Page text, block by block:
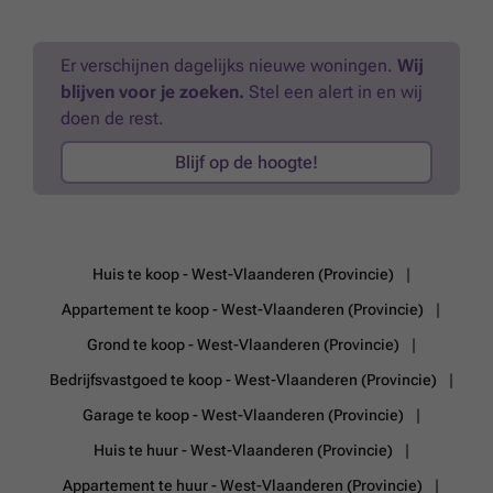
Er verschijnen dagelijks nieuwe woningen. Wij
blijven voor je zoeken. Stel een alert in en wij
doen de rest.
Blijf op de hoogte!
Huis te koop - West-Vlaanderen (Provincie)
Appartement te koop - West-Vlaanderen (Provincie)
Grond te koop - West-Vlaanderen (Provincie)
Bedrijfsvastgoed te koop - West-Vlaanderen (Provincie)
Garage te koop - West-Vlaanderen (Provincie)
Huis te huur - West-Vlaanderen (Provincie)
Appartement te huur - West-Vlaanderen (Provincie)